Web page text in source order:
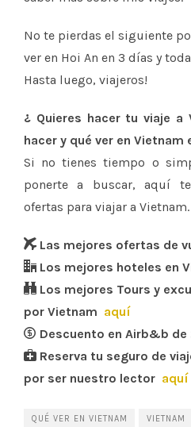
No te pierdas el siguiente
ver en Hoi An en 3 días y
Hasta luego, viajeros!
¿ Quieres hacer tu viaje a
hacer y qué ver en Vietnam
Si no tienes tiempo o
ponerte a buscar, aquí
ofertas para viajar a Vietnam.
Las mejores ofertas de
Los mejores hoteles en
Los mejores Tours y
por Vietnam aquí
Descuento en Airb&b de
Reserva tu seguro de
por ser nuestro lector aquí
QUÉ VER EN VIETNAM VIETNAM